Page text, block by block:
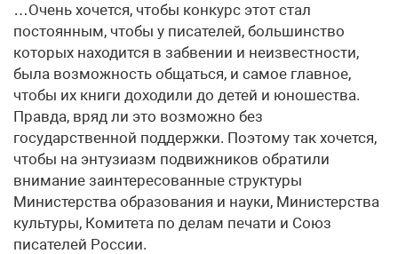
…Очень хочется, чтобы конкурс этот стал
постоянным, чтобы у писателей, большинство
которых находится в забвении и неизвестности,
была возможность общаться, и самое главное,
чтобы их книги доходили до детей и юношества.
Правда, вряд ли это возможно без
государственной поддержки. Поэтому так хочется,
чтобы на энтузиазм подвижников обратили
внимание заинтересованные структуры
Министерства образования и науки, Министерства
культуры, Комитета по делам печати и Союз
писателей России.